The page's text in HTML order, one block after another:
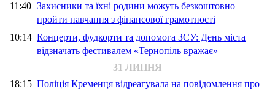
11:40 Захисники та їхні родини можуть безкоштовно
пройти навчання з фінансової грамотності
10:14 Концерти, фудкорти та допомога ЗСУ: День міста
відзначать фестивалем «Тернопіль вражає»
31 ЛИПНЯ
18:15 Поліція Кременця відреагувала на повідомлення про